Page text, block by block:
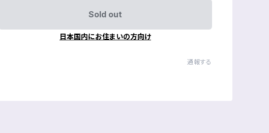
Sold out
日本国内にお住まいの方向け
通報する